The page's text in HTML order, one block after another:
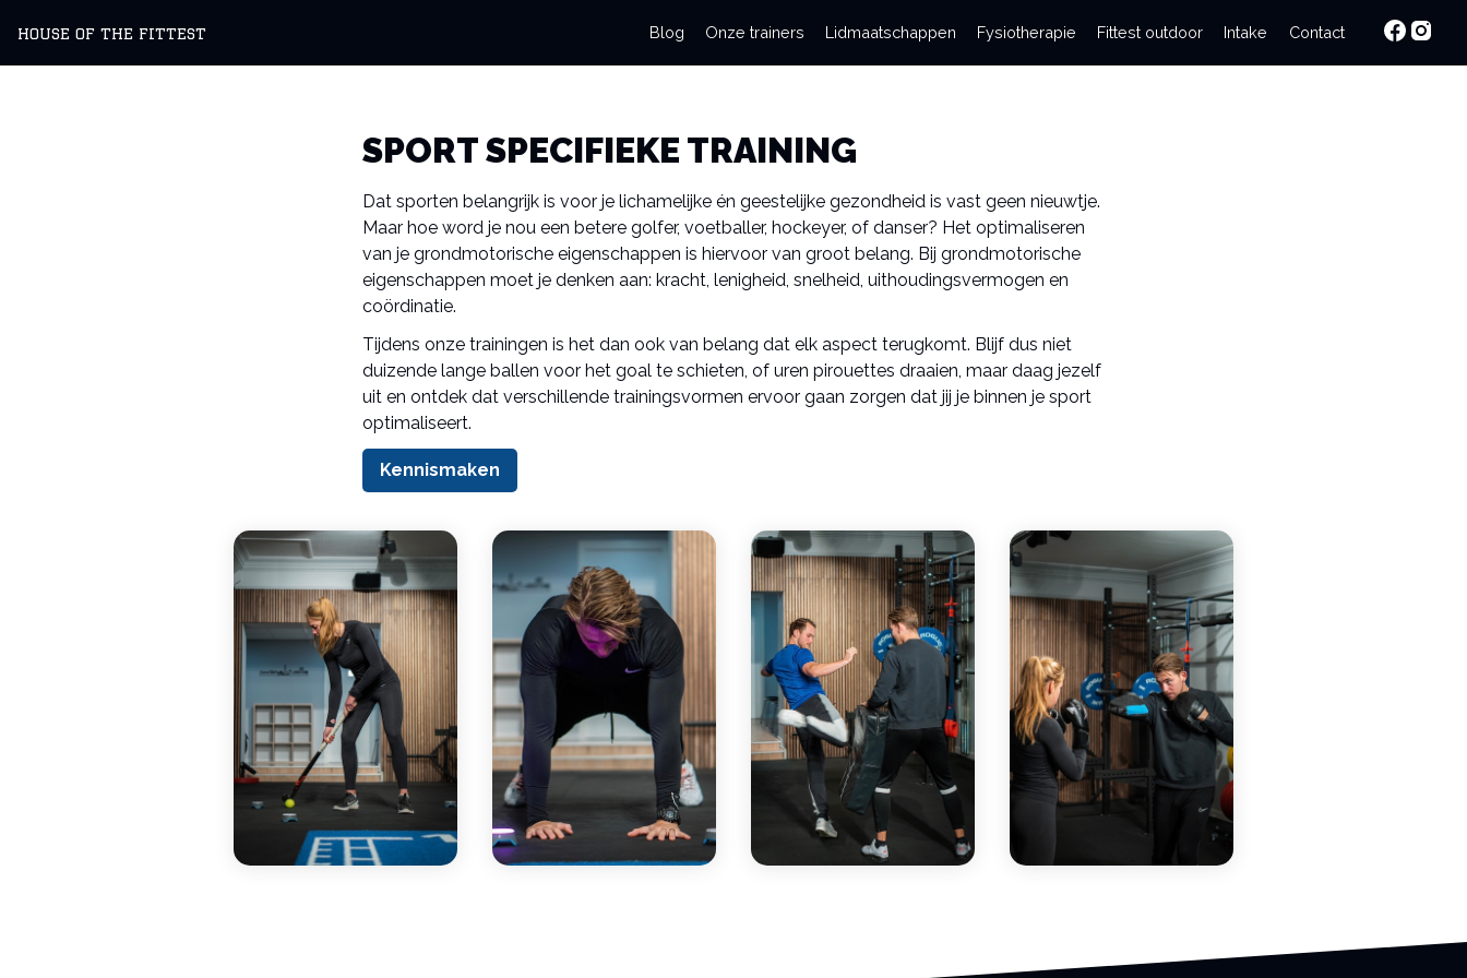
HOUSE OF THE FITTEST Blog Onze trainers Lidmaatschappen Fysiotherapie Fittest outdoor Intake Contact
SPORT SPECIFIEKE TRAINING
Dat sporten belangrijk is voor je lichamelijke én geestelijke gezondheid is vast geen nieuwtje.
Maar hoe word je nou een betere golfer, voetballer, hockeyer, of danser? Het optimaliseren
van je grondmotorische eigenschappen is hiervoor van groot belang. Bij grondmotorische
eigenschappen moet je denken aan: kracht, lenigheid, snelheid, uithoudingsvermogen en
coördinatie.
Tijdens onze trainingen is het dan ook van belang dat elk aspect terugkomt. Blijf dus niet
duizende lange ballen voor het goal te schieten, of uren pirouettes draaien, maar daag jezelf
uit en ontdek dat verschillende trainingsvormen ervoor gaan zorgen dat jij je binnen je sport
optimaliseert.
Kennismaken